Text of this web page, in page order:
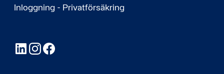
Inloggning - Privatförsäkring
LinkedInInstagram